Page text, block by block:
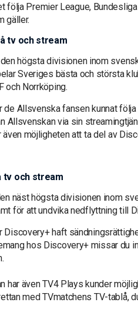
följa Premier League,
gäller.
tv och stream
högsta divisionen inom
Sveriges bästa och största
och Norrköping.
de Allsvenska fansen kunnat
Allsvenskan via sin
även möjligheten att ta del av
tv och stream
näst högsta divisionen inom
för att undvika nedflyttning till
Discovery+ haft
hos Discovery+ missar du
har även TV4 Plays kunder
med TVmatchens TV-tablå,